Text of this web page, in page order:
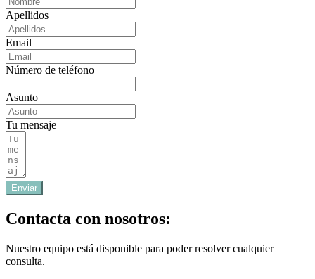
Apellidos
Email
Número de teléfono
Asunto
Tu mensaje
Enviar
Contacta con nosotros:
Nuestro equipo está disponible para poder resolver cualquier
consulta.